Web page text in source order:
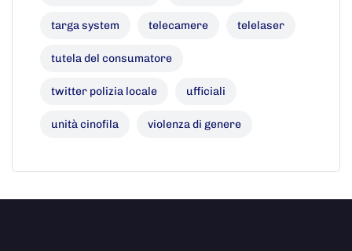
targa system telecamere telelaser
tutela del consumatore
twitter polizia locale ufficiali
unità cinofila violenza di genere